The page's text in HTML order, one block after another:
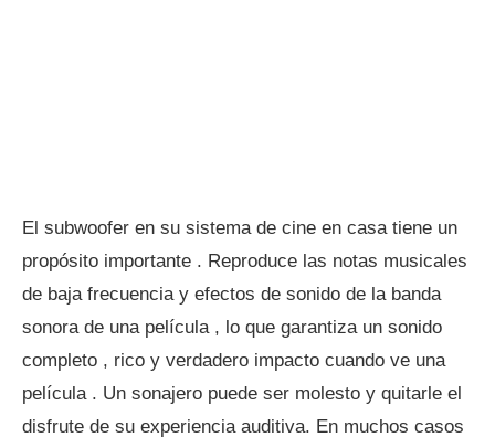
El subwoofer en su sistema de cine en casa tiene un
propósito importante . Reproduce las notas musicales
de baja frecuencia y efectos de sonido de la banda
sonora de una película , lo que garantiza un sonido
completo , rico y verdadero impacto cuando ve una
película . Un sonajero puede ser molesto y quitarle el
disfrute de su experiencia auditiva. En muchos casos